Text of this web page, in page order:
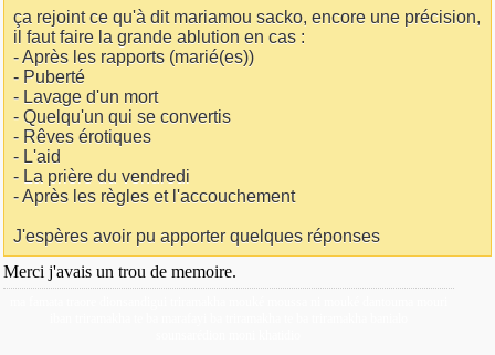
ça rejoint ce qu'à dit mariamou sacko, encore une précision,
il faut faire la grande ablution en cas :
- Après les rapports (marié(es))
- Puberté
- Lavage d'un mort
- Quelqu'un qui se convertis
- Rêves érotiques
- L'aid
- La prière du vendredi
- Après les règles et l'accouchement
J'espères avoir pu apporter quelques réponses
Merci j'avais un trou de memoire.